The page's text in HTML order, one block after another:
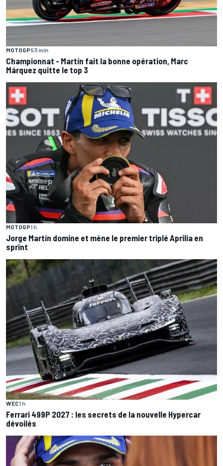
MOTOGP53 min
Championnat - Martín fait la bonne opération, Marc
Márquez quitte le top 3
MOTOGP1 h
Jorge Martín domine et mène le premier triplé Aprilia en
sprint
WEC1 h
Ferrari 499P 2027 : les secrets de la nouvelle Hypercar
dévoilés